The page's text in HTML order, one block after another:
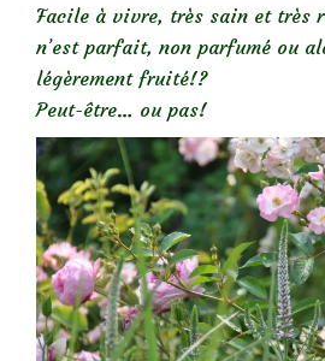
Facile à vivre, très sain et très
n’est parfait, non parfumé ou
légèrement fruité!?
Peut-être… ou pas!